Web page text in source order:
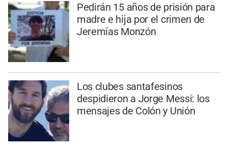
Pedirán 15 años de prisión para
madre e hija por el crimen de
Jeremías Monzón
Los clubes santafesinos
despidieron a Jorge Messi: los
mensajes de Colón y Unión